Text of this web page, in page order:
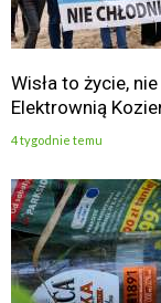
Wisła to życie,
Elektrownią
4 tygodnie temu